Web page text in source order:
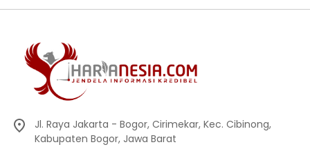
Jl. Raya Jakarta - Bogor, Cirimekar, Kec. Cibinong,
Kabupaten Bogor, Jawa Barat